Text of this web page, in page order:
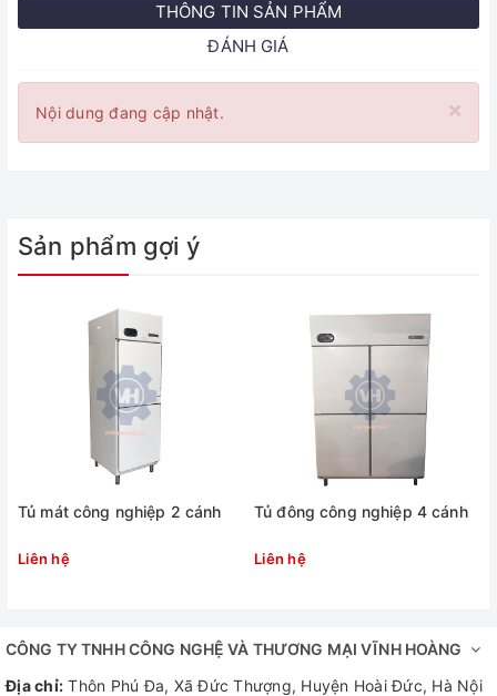
THÔNG TIN SẢN PHẨM
ĐÁNH GIÁ
×
Nội dung đang cập nhật.
Sản phẩm gợi ý
Tủ mát công nghiệp 2 cánh
Liên hệ
Tủ đông công nghiệp 4 cánh
Liên hệ
CÔNG TY TNHH CÔNG NGHỆ VÀ THƯƠNG MẠI VĨNH HOÀNG
Địa chỉ: Thôn Phú Đa, Xã Đức Thượng, Huyện Hoài Đức, Hà Nội